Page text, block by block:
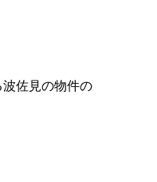
佐見の物件の